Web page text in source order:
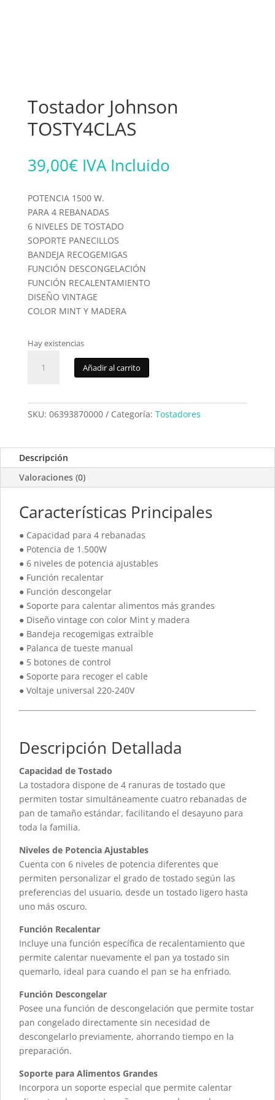
Tostador Johnson
TOSTY4CLAS
39,00€ IVA Incluido
POTENCIA 1500 W.
PARA 4 REBANADAS
6 NIVELES DE TOSTADO
SOPORTE PANECILLOS
BANDEJA RECOGEMIGAS
FUNCIÓN DESCONGELACIÓN
FUNCIÓN RECALENTAMIENTO
DISEÑO VINTAGE
COLOR MINT Y MADERA
Hay existencias
Johnson
Añadir al carrito
SKU: 06393870000 Categoría: Tostadores
Descripción
Valoraciones (0)
Características Principales
● Capacidad para 4 rebanadas
● Potencia de 1.500W
● 6 niveles de potencia ajustables
● Función recalentar
● Función descongelar
● Soporte para calentar alimentos más grandes
● Diseño vintage con color Mint y madera
● Bandeja recogemigas extraíble
● Palanca de tueste manual
● 5 botones de control
● Soporte para recoger el cable
● Voltaje universal 220-240V
Descripción Detallada
Capacidad de Tostado
La tostadora dispone de 4 ranuras de tostado que
permiten tostar simultáneamente cuatro rebanadas de
pan de tamaño estándar, facilitando el desayuno para
toda la familia.
Niveles de Potencia Ajustables
Cuenta con 6 niveles de potencia diferentes que
permiten personalizar el grado de tostado según las
preferencias del usuario, desde un tostado ligero hasta
uno más oscuro.
Función Recalentar
Incluye una función específica de recalentamiento que
permite calentar nuevamente el pan ya tostado sin
quemarlo, ideal para cuando el pan se ha enfriado.
Función Descongelar
Posee una función de descongelación que permite tostar
pan congelado directamente sin necesidad de
descongelarlo previamente, ahorrando tiempo en la
preparación.
Soporte para Alimentos Grandes
Incorpora un soporte especial que permite calentar